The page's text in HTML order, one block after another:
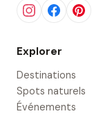
Explorer
Destinations
Spots naturels
Événements